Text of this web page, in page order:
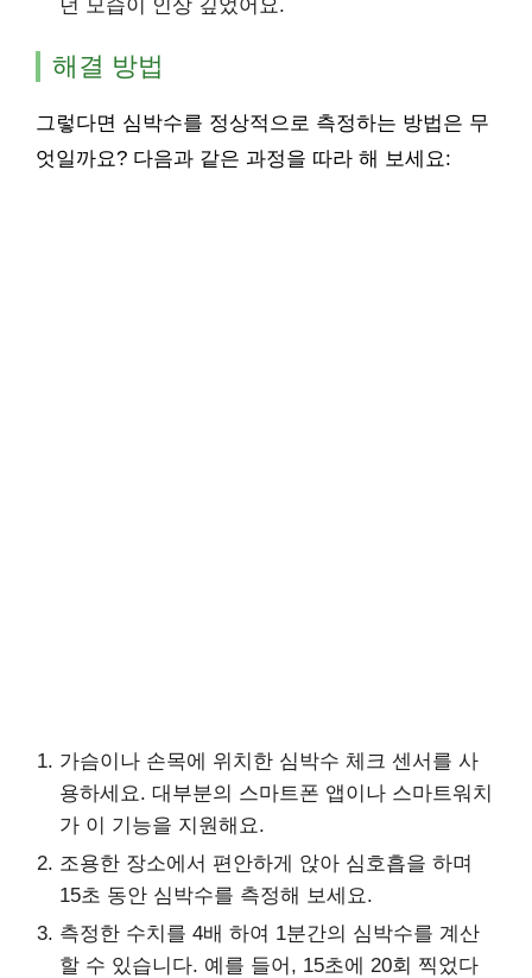
던 모습이 인상 깊었어요.
해결 방법
그렇다면 심박수를 정상적으로 측정하는 방법은 무
엇일까요? 다음과 같은 과정을 따라 해 보세요:
가슴이나 손목에 위치한 심박수 체크 센서를 사
용하세요. 대부분의 스마트폰 앱이나 스마트워치
가 이 기능을 지원해요.
조용한 장소에서 편안하게 앉아 심호흡을 하며
15초 동안 심박수를 측정해 보세요.
측정한 수치를 4배 하여 1분간의 심박수를 계산
할 수 있습니다. 예를 들어, 15초에 20회 찍었다